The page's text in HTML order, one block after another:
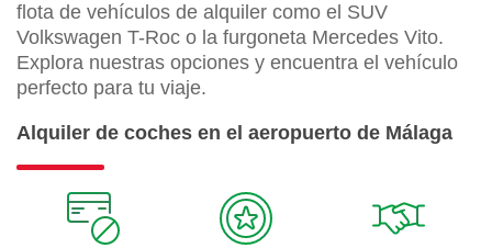
flota de vehículos de alquiler como el SUV
Volkswagen T-Roc o la furgoneta Mercedes Vito.
Explora nuestras opciones y encuentra el vehículo
perfecto para tu viaje.
Alquiler de coches en el aeropuerto de Málaga